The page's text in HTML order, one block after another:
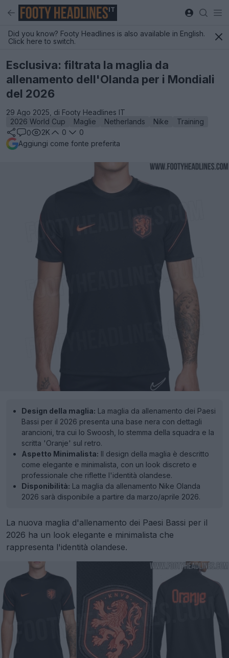
IT
Did you know? Footy Headlines is also available in English.
Click here to switch.
Esclusiva: filtrata la maglia da
allenamento dell'Olanda per i Mondiali
del 2026
29 Ago 2025, di Footy Headlines IT
2026 World Cup
Maglie Netherlands Nike
Training
0
2K 0
0
Aggiungi come fonte preferita
Design della maglia: La maglia da allenamento dei Paesi
Bassi per il 2026 presenta una base nera con dettagli
arancioni, tra cui lo Swoosh, lo stemma della squadra e la
scritta 'Oranje' sul retro.
Aspetto Minimalista: Il design della maglia è descritto
come elegante e minimalista, con un look discreto e
professionale che riflette l'identità olandese.
Disponibilità: La maglia da allenamento Nike Olanda
2026 sarà disponibile a partire da marzo/aprile 2026.
La nuova maglia d'allenamento dei Paesi Bassi per il
2026 ha un look elegante e minimalista che
rappresenta l'identità olandese.